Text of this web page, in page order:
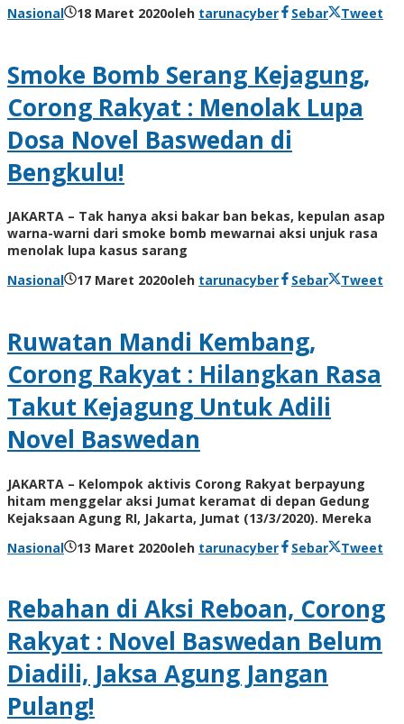
Nasional
18 Maret 2020oleh tarunacyber Sebar Tweet
Smoke Bomb Serang Kejagung,
Corong Rakyat : Menolak Lupa
Dosa Novel Baswedan di
Bengkulu!
JAKARTA – Tak hanya aksi bakar ban bekas, kepulan asap
warna-warni dari smoke bomb mewarnai aksi unjuk rasa
menolak lupa kasus sarang
Nasional
17 Maret 2020oleh tarunacyber Sebar Tweet
Ruwatan Mandi Kembang,
Corong Rakyat : Hilangkan Rasa
Takut Kejagung Untuk Adili
Novel Baswedan
JAKARTA – Kelompok aktivis Corong Rakyat berpayung
hitam menggelar aksi Jumat keramat di depan Gedung
Kejaksaan Agung RI, Jakarta, Jumat (13/3/2020). Mereka
Nasional
13 Maret 2020oleh tarunacyber Sebar Tweet
Rebahan di Aksi Reboan, Corong
Rakyat : Novel Baswedan Belum
Diadili, Jaksa Agung Jangan
Pulang!